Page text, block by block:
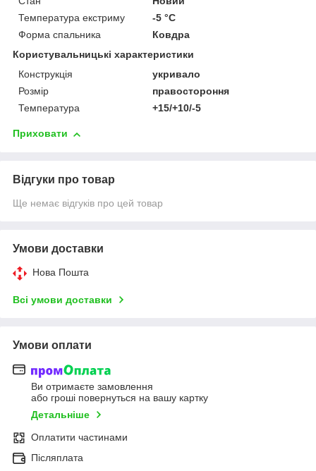
Температура екстриму
-5 °С
Форма спальника
Ковдра
Користувальницькі характеристики
Конструкція
укривало
Розмір
правостороння
Температура
+15/+10/-5
Приховати
Відгуки про товар
Ще немає відгуків про цей товар
Умови доставки
Нова Пошта
Всі умови доставки
Умови оплати
Ви отримаєте замовлення
або гроші повернуться на вашу картку
Детальніше
Оплатити частинами
Післяплата